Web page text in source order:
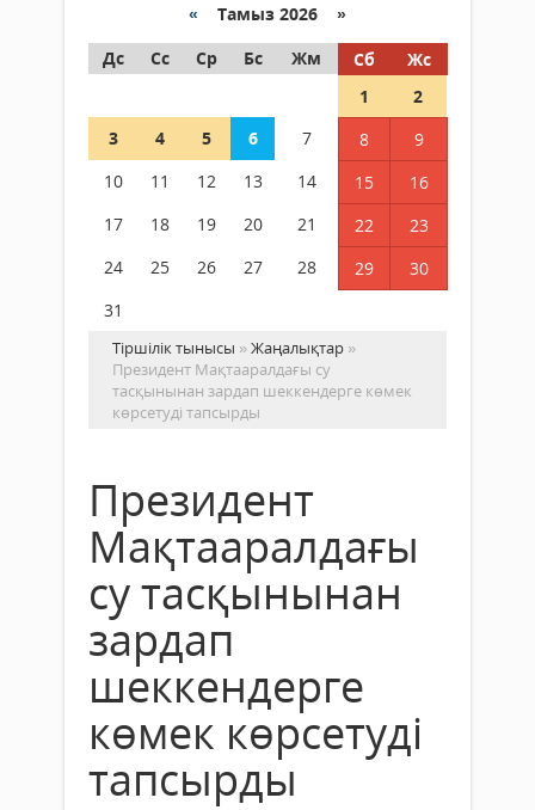
« Тамыз 2026 »
Дс
Сс Ср Бс Жм Сб
Жс
1
2
3
4 5 6 7 8
9
10
11 12 13 14 15
16
17
18 19 20 21 22
23
24
25 26 27 28 29
30
31
Тіршілік тынысы »Жаңалықтар »
Президент Мақтааралдағы су
тасқынынан зардап шеккендерге көмек
көрсетуді тапсырды
Президент
Мақтааралдағы
су тасқынынан
зардап
шеккендерге
көмек көрсетуді
тапсырды